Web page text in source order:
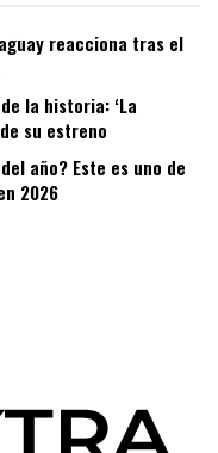
reacciona tras el
la historia: ‘La
su estreno
año? Este es uno de
2026